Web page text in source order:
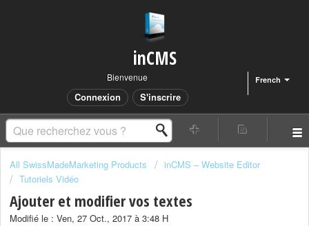
inCMS
French
Bienvenue
Connexion S'inscrire
All SwissMadeMarketing Products
inCMS – Website Editor
Tutoriels Vidéo
Ajouter et modifier vos textes
Modifié le : Ven, 27 Oct., 2017 à 3:48 H